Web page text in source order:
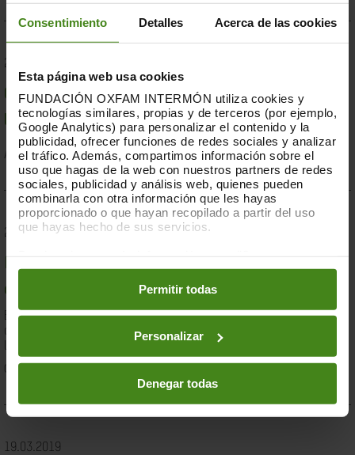
Consentimiento Detalles Acerca de las cookies
Esta página web usa cookies
FUNDACIÓN OXFAM INTERMÓN utiliza cookies y
tecnologías similares, propias y de terceros (por ejemplo,
Google Analytics) para personalizar el contenido y la
publicidad, ofrecer funciones de redes sociales y analizar
el tráfico. Además, compartimos información sobre el
uso que hagas de la web con nuestros partners de redes
sociales, publicidad y análisis web, quienes pueden
combinarla con otra información que les hayas
proporcionado o que hayan recopilado a partir del uso
que hayas hecho de sus servicios.
preferencias accediendo a nuestraPolítica de Cookieso
en los botones facilitados a continuación:
Permitir todas
Personalizar
Denegar todas
23.07.2019
Compromesos o complaents: una resposta fallida a
la crisi per sequera a la Banya d'Àfrica de 2019
Acció Humanitària-Resiliència i Mitjans de Vida
28.03.2019
desigualtat a Espanya
En el marc de la lluita contra la desigualtat, Oxfam Intermón ha
desenvolupat una eina d'anàlisi estructural de les causes de
la...
Ciutadania- Governabilitat i Drets Humans
19.03.2019